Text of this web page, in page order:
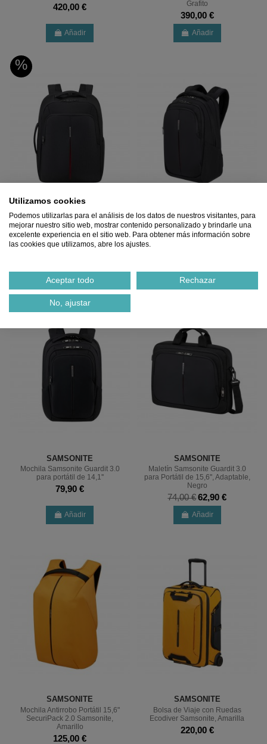
420,00 €
Añadir
Grafito
390,00 €
Añadir
%
SAMSONITE
Mochila De Viaje
Samsonite,Portátil, Guardit 3.0
Underseater 15.6´´
Añadir
SAMSONITE
Mochila Samsonite Guardit 3.0
para portátil de 15,6'', Negra
Añadir
SAMSONITE
Mochila Samsonite Guardit 3.0
para portátil de 14,1''
79,90 €
Añadir
SAMSONITE
Maletín Samsonite Guardit 3.0
para Portátil de 15,6'', Adaptable,
Negro
74,00 € 62,90 €
Añadir
SAMSONITE
Mochila Antirrobo Portátil 15,6"
SecuriPack 2.0 Samsonite,
Amarillo
125,00 €
SAMSONITE
Bolsa de Viaje con Ruedas
Ecodiver Samsonite, Amarilla
220,00 €
Utilizamos cookies
Podemos utilizarlas para el análisis de los datos de nuestros visitantes, para
mejorar nuestro sitio web, mostrar contenido personalizado y brindarle una
excelente experiencia en el sitio web. Para obtener más información sobre
las cookies que utilizamos, abre los ajustes.
Aceptar todo Rechazar
No, ajustar